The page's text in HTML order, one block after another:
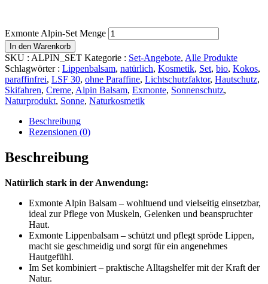
Exmonte Alpin-Set Menge
In den Warenkorb
SKU : ALPIN_SET Kategorie : Set-Angebote, Alle Produkte
Schlagwörter : Lippenbalsam, natürlich, Kosmetik, Set, bio, Kokos,
paraffinfrei, LSF 30, ohne Paraffine, Lichtschutzfaktor, Hautschutz,
Skifahren, Creme, Alpin Balsam, Exmonte, Sonnenschutz,
Naturprodukt, Sonne, Naturkosmetik
Beschreibung
Rezensionen (0)
Beschreibung
Natürlich stark in der Anwendung:
Exmonte Alpin Balsam – wohltuend und vielseitig einsetzbar,
ideal zur Pflege von Muskeln, Gelenken und beanspruchter
Haut.
Exmonte Lippenbalsam – schützt und pflegt spröde Lippen,
macht sie geschmeidig und sorgt für ein angenehmes
Hautgefühl.
Im Set kombiniert – praktische Alltagshelfer mit der Kraft der
Natur.